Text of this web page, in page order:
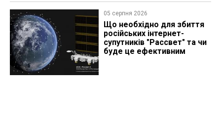
05 серпня 2026
Що необхідно для збиття
російських інтернет-
супутників "Рассвет" та чи
буде це ефективним